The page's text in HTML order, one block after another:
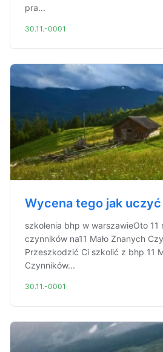
pra...
30.11.-0001
Wycena tego jak
szkolenia bhp w warszawieOto 11
czynników na11 Mało Znanych
Przeszkodzić Ci szkolić z bhp 11
Czynników...
30.11.-0001